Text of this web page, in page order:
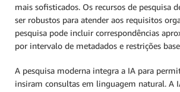
mais sofisticados. Os recursos de pesquisa
ser robustos para atender aos requisitos
pesquisa pode incluir correspondências
por intervalo de metadados e restrições
A pesquisa moderna integra a IA para
insiram consultas em linguagem natural. A